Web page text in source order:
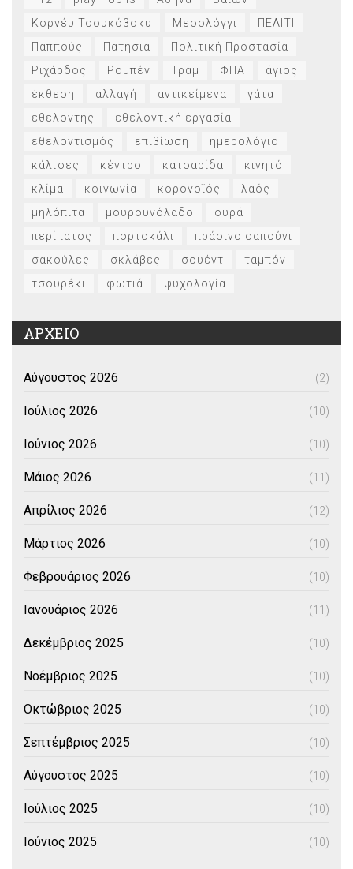
Κορνέυ Τσουκόβσκυ
Μεσολόγγι
ΠΕΛΙΤΙ
Παππούς
Πατήσια
Πολιτική Προστασία
Ριχάρδος
Ρομπέν Τραμ ΦΠΑ
άγιος
έκθεση
αλλαγή αντικείμενα
γάτα
εθελοντής
εθελοντική εργασία
εθελοντισμός
επιβίωση
ημερολόγιο
κάλτσες
κέντρο κατσαρίδα
κινητό
κλίμα
κοινωνία κορονοϊός
λαός
μηλόπιτα
μουρουνόλαδο
ουρά
περίπατος
πορτοκάλι
πράσινο σαπούνι
σακούλες
σκλάβες σουέντ
ταμπόν
τσουρέκι
φωτιά ψυχολογία
ΑΡΧΕΙΟ
Αύγουστος 2026 (2)
Ιούλιος 2026 (10)
Ιούνιος 2026 (10)
Μάιος 2026 (11)
Απρίλιος 2026 (12)
Μάρτιος 2026 (10)
Φεβρουάριος 2026 (10)
Ιανουάριος 2026 (11)
Δεκέμβριος 2025 (10)
Νοέμβριος 2025 (10)
Οκτώβριος 2025 (10)
Σεπτέμβριος 2025 (10)
Αύγουστος 2025 (10)
Ιούλιος 2025 (10)
Ιούνιος 2025 (10)